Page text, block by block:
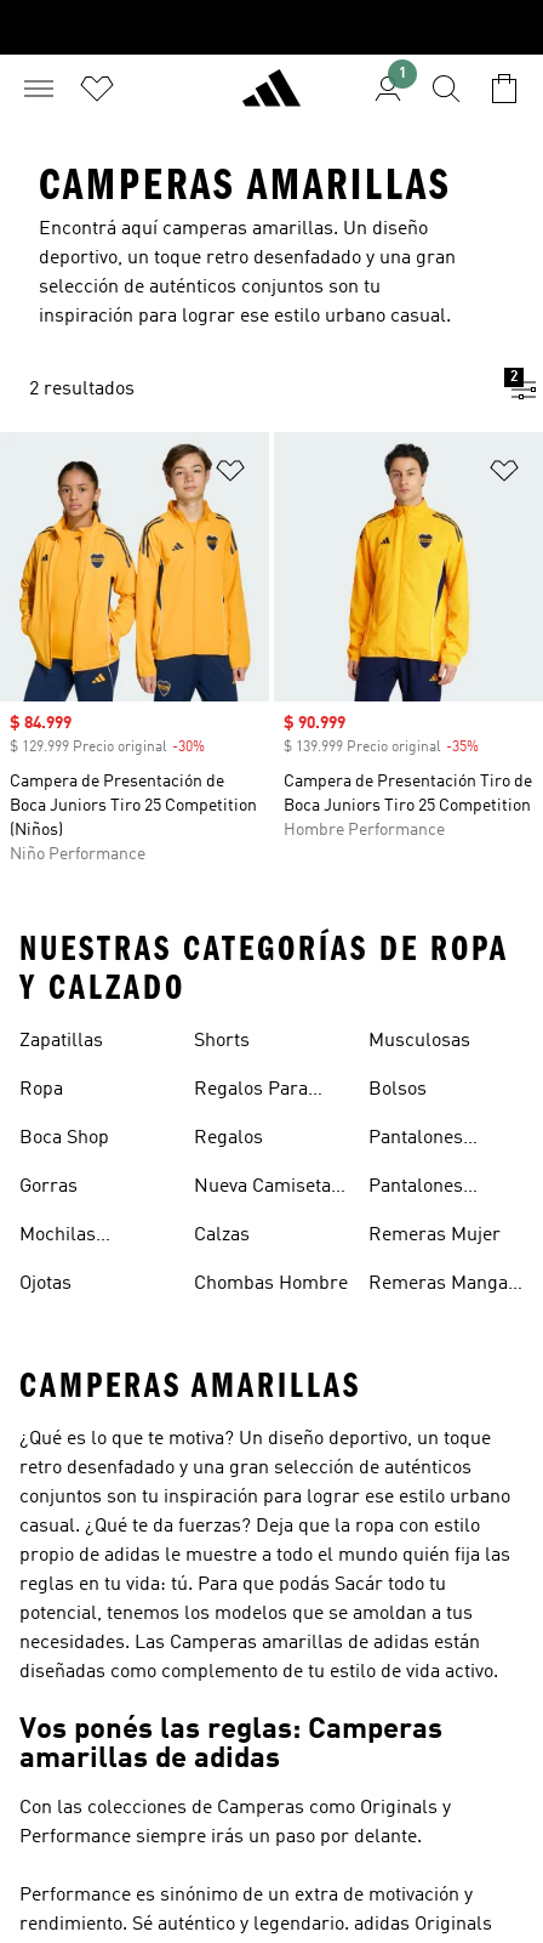
1
CAMPERAS AMARILLAS
Encontrá aquí camperas amarillas. Un diseño
deportivo, un toque retro desenfadado y una gran
selección de auténticos conjuntos son tu
inspiración para lograr ese estilo urbano casual.
2 resultados
2
Añadir a la lista de deseos
Precio de venta
$ 84.999
$ 129.999 Precio original -30%
Campera de Presentación de
Boca Juniors Tiro 25 Competition
(Niños)
Niño Performance
Precio de venta
$ 90.999
$ 139.999 Precio original -35%
Campera de Presentación Tiro de
Boca Juniors Tiro 25 Competition
Hombre Performance
NUESTRAS CATEGORÍAS DE ROPA
Y CALZADO
Zapatillas
Ropa
Boca Shop
Gorras
Mochilas
Ojotas
Shorts
Regalos Para
Regalos
Nueva Camiseta
Calzas
Chombas Hombre
Musculosas
Bolsos
Pantalones
Hombre
Pantalones
Remeras Mujer
Remeras Manga
CAMPERAS AMARILLAS
¿Qué es lo que te motiva? Un diseño deportivo, un toque
retro desenfadado y una gran selección de auténticos
conjuntos son tu inspiración para lograr ese estilo urbano
casual. ¿Qué te da fuerzas? Deja que la ropa con estilo
propio de adidas le muestre a todo el mundo quién fija las
reglas en tu vida: tú. Para que podás Sacár todo tu
potencial, tenemos los modelos que se amoldan a tus
necesidades. Las Camperas amarillas de adidas están
diseñadas como complemento de tu estilo de vida activo.
Vos ponés las reglas: Camperas
amarillas de adidas
Con las colecciones de Camperas como Originals y
Performance siempre irás un paso por delante.
Performance es sinónimo de un extra de motivación y
rendimiento. Sé auténtico y legendario. adidas Originals